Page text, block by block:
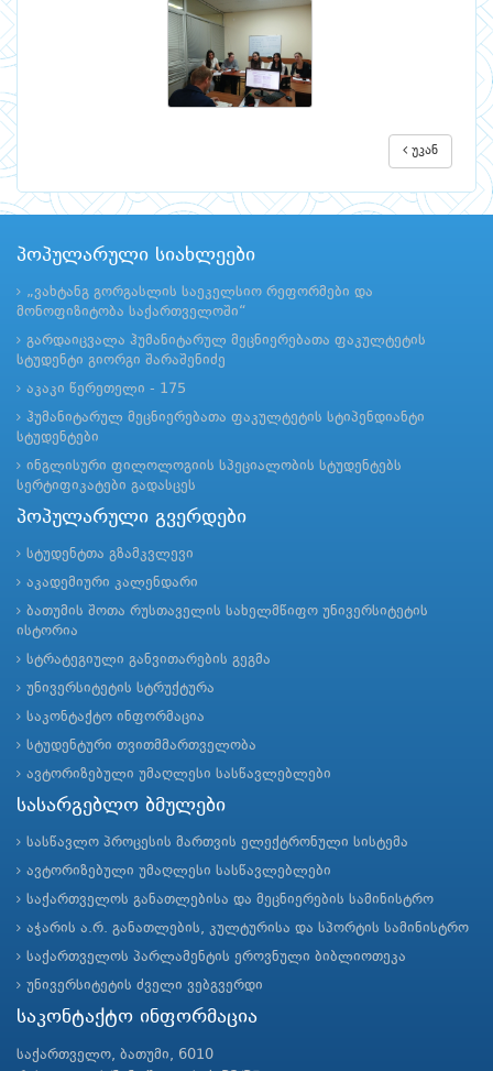
უკან
პოპულარული სიახლეები
„ვახტანგ გორგასლის საეკელსიო რეფორმები და
მონოფიზიტობა საქართველოში“
გარდაიცვალა ჰუმანიტარულ მეცნიერებათა ფაკულტეტის
სტუდენტი გიორგი შარაშენიძე
აკაკი წერეთელი - 175
ჰუმანიტარულ მეცნიერებათა ფაკულტეტის სტიპენდიანტი
სტუდენტები
ინგლისური ფილოლოგიის სპეციალობის სტუდენტებს
სერტიფიკატები გადასცეს
პოპულარული გვერდები
სტუდენტთა გზამკვლევი
აკადემიური კალენდარი
ბათუმის შოთა რუსთაველის სახელმწიფო უნივერსიტეტის
ისტორია
სტრატეგიული განვითარების გეგმა
უნივერსიტეტის სტრუქტურა
საკონტაქტო ინფორმაცია
სტუდენტური თვითმმართველობა
ავტორიზებული უმაღლესი სასწავლებლები
სასარგებლო ბმულები
სასწავლო პროცესის მართვის ელექტრონული სისტემა
ავტორიზებული უმაღლესი სასწავლებლები
საქართველოს განათლებისა და მეცნიერების სამინისტრო
აჭარის ა.რ. განათლების, კულტურისა და სპორტის სამინისტრო
საქართველოს პარლამენტის ეროვნული ბიბლიოთეკა
უნივერსიტეტის ძველი ვებგვერდი
საკონტაქტო ინფორმაცია
საქართველო, ბათუმი, 6010